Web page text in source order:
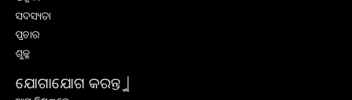
ସଦସ୍ୟତା
ପ୍ରଚାର
ଶୁଳ୍କ
ଯୋଗାଯୋଗ କରନ୍ତୁ |